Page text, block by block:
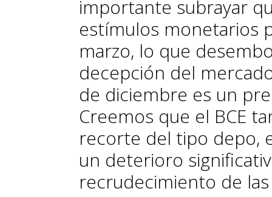
importante subrayar
estímulos monetarios
marzo, lo que
decepción del
de diciembre es un
Creemos que el BCE
recorte del tipo depo,
un deterioro
recrudecimiento de